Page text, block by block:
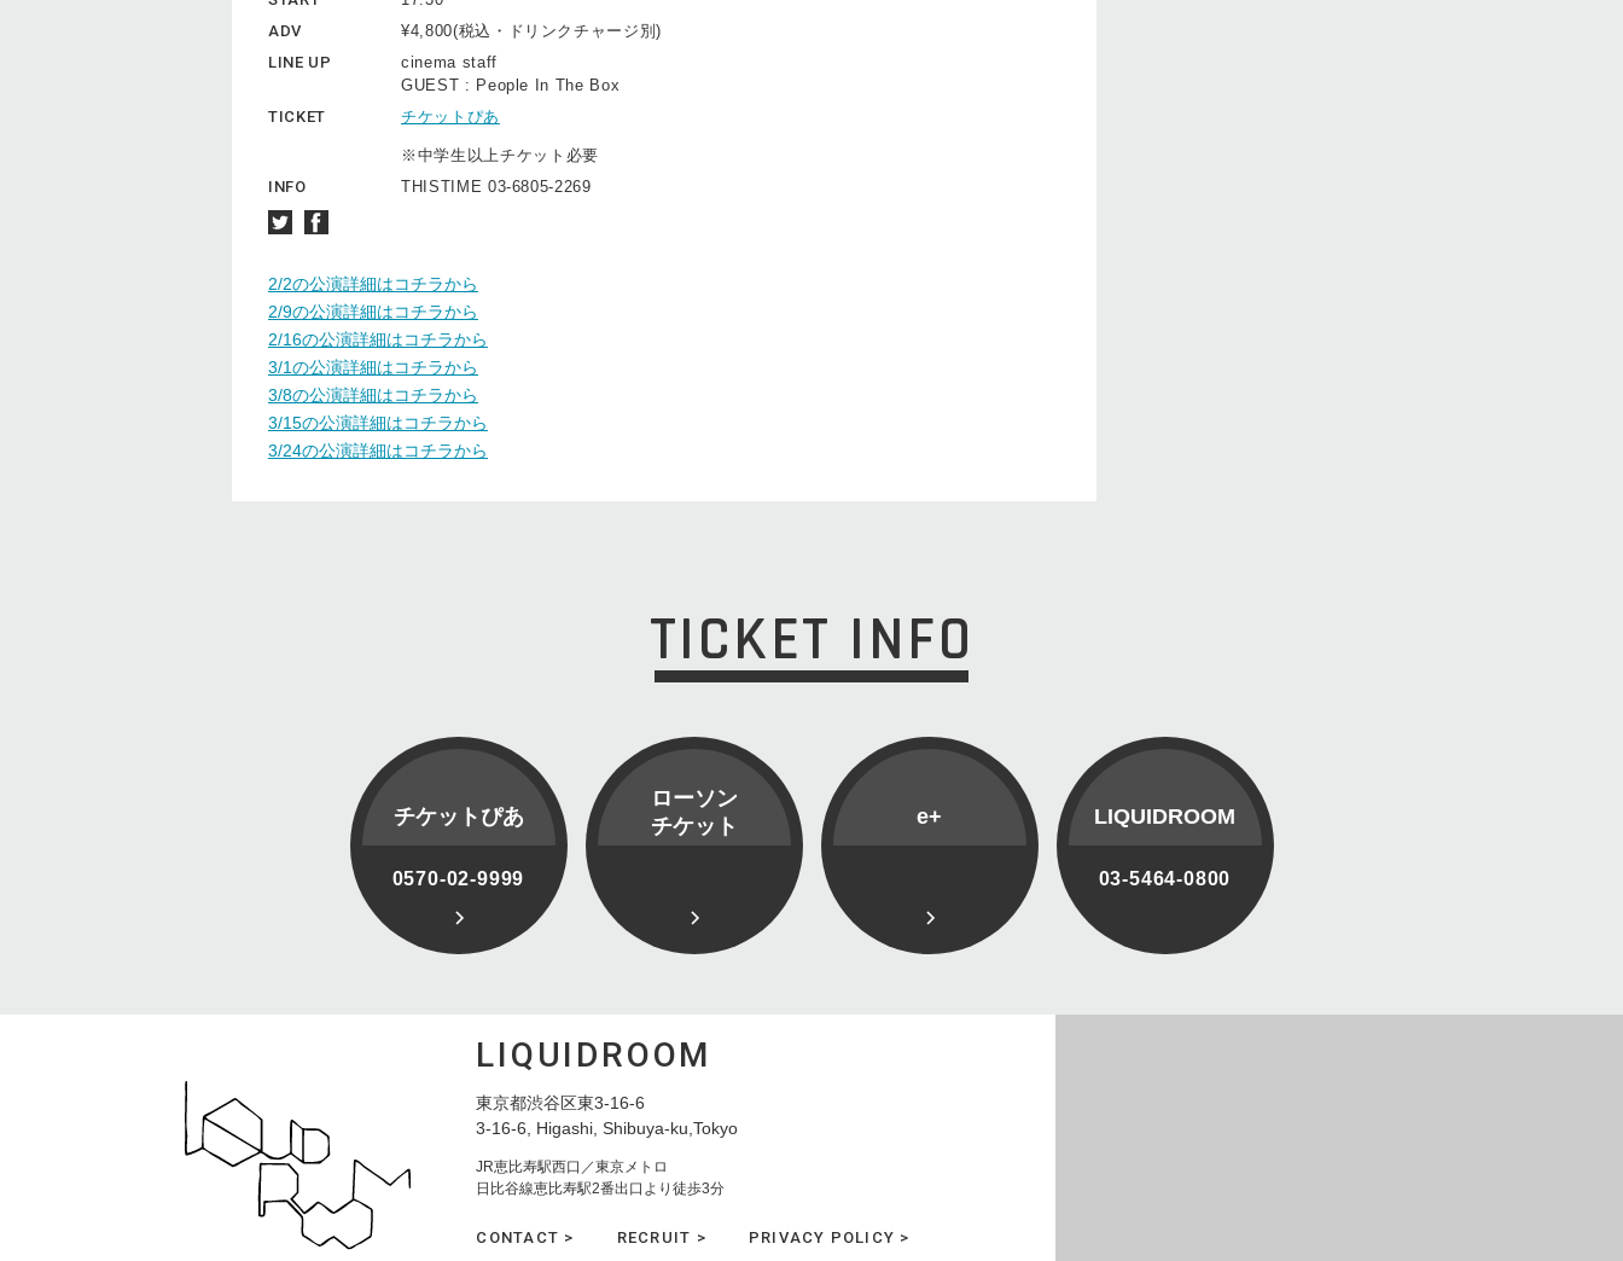
ADV
¥4,800(税込・ドリンクチャージ別)
LINE UP
cinema staff
GUEST : People In The Box
TICKET
チケットぴあ
※中学生以上チケット必要
INFO
THISTIME 03-6805-2269
2/2の公演詳細はコチラから
2/9の公演詳細はコチラから
2/16の公演詳細はコチラから
3/1の公演詳細はコチラから
3/8の公演詳細はコチラから
3/15の公演詳細はコチラから
3/24の公演詳細はコチラから
TICKET INFO
チケットぴあ
0570-02-9999
ローソン
チケット
e+ LIQUIDROOM
03-5464-0800
LIQUIDROOM
東京都渋谷区東3-16-6
3-16-6, Higashi, Shibuya-ku,Tokyo
JR恵比寿駅西口／東京メトロ
日比谷線恵比寿駅2番出口より徒歩3分
CONTACT > RECRUIT > PRIVACY POLICY >